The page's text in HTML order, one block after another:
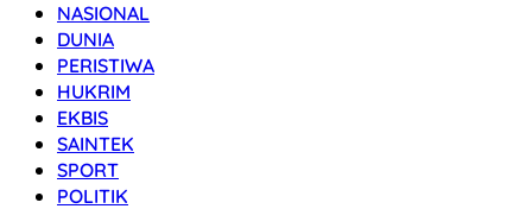
NASIONAL
DUNIA
PERISTIWA
HUKRIM
EKBIS
SAINTEK
SPORT
POLITIK